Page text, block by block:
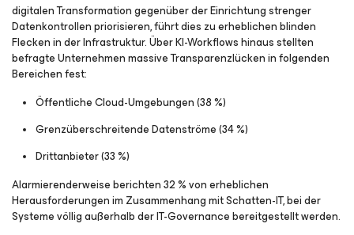
digitalen Transformation gegenüber der Einrichtung strenger
Datenkontrollen priorisieren, führt dies zu erheblichen blinden
Flecken in der Infrastruktur. Über KI-Workflows hinaus stellten
befragte Unternehmen massive Transparenzlücken in folgenden
Bereichen fest:
Öffentliche Cloud-Umgebungen (38 %)
Grenzüberschreitende Datenströme (34 %)
Drittanbieter (33 %)
Alarmierenderweise berichten 32 % von erheblichen
Herausforderungen im Zusammenhang mit Schatten-IT, bei der
Systeme völlig außerhalb der IT-Governance bereitgestellt werden.